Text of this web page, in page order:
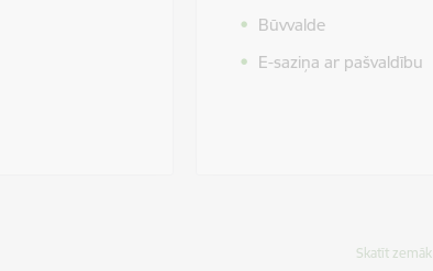
Būvvalde
E-saziņa ar pašvaldību
Skatīt zemāk